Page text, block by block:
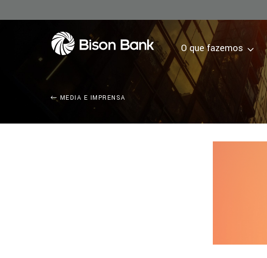
O que fazemos
MEDIA E IMPRENSA